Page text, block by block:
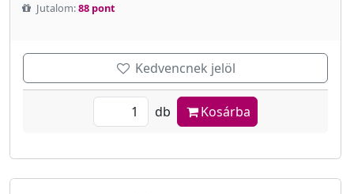
Jutalom:88 pont
Kedvencnek jelöl
db Kosárba